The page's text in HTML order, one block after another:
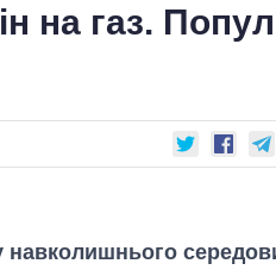
ЕКОНОМІКА СУСПІЛЬСТВО
КОМІТЕТИ ФРАКЦІЇ
на газ.
навколишнього